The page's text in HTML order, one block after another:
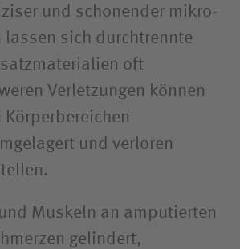
und schonender mikro­
sich durchtrennte
oft
Verletzungen können
und verloren
Muskeln an amputierten
gelindert,